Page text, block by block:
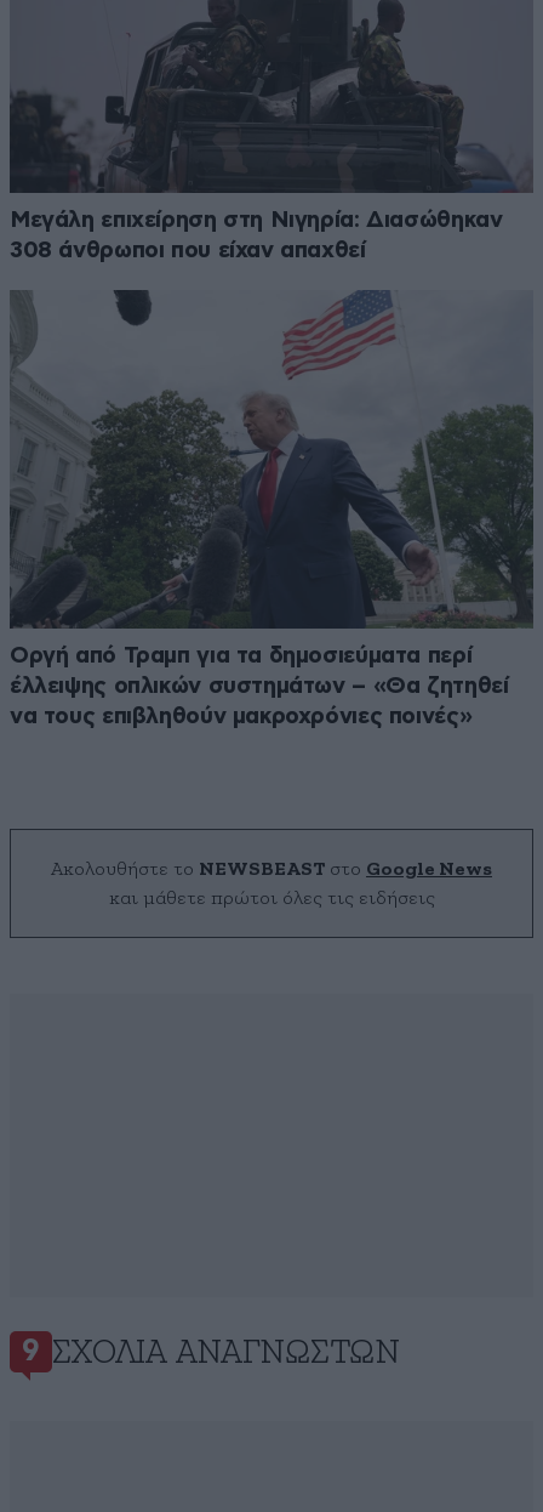
Μεγάλη επιχείρηση στη Νιγηρία: Διασώθηκαν
308 άνθρωποι που είχαν απαχθεί
Οργή από Τραμπ για τα δημοσιεύματα περί
έλλειψης οπλικών συστημάτων – «Θα ζητηθεί
να τους επιβληθούν μακροχρόνιες ποινές»
Ακολουθήστε το NEWSBEAST στο Google News
και μάθετε πρώτοι όλες τις ειδήσεις
9 ΣΧΌΛΙΑ ΑΝΑΓΝΩΣΤΏΝ